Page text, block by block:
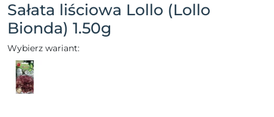
Sałata liściowa Lollo (Lollo
Bionda) 1.50g
Wybierz wariant: